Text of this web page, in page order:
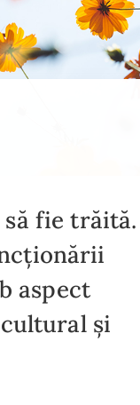
fie trăită.
aspect
și